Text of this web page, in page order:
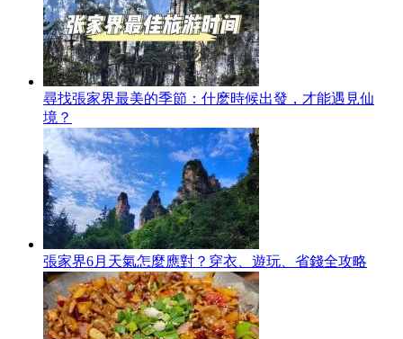
尋找張家界最美的季節：什麽時候出發，才能遇見仙
境？
張家界6月天氣怎麼應對？穿衣、遊玩、省錢全攻略